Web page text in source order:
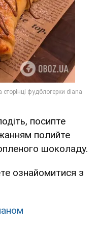
посипте
полийте
шоколаду.
ознайомитися з